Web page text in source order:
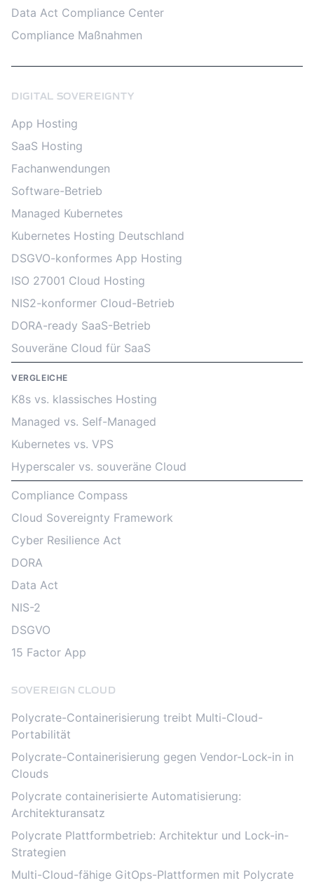
Data Act Compliance Center
Compliance Maßnahmen
DIGITAL SOVEREIGNTY
App Hosting
SaaS Hosting
Fachanwendungen
Software-Betrieb
Managed Kubernetes
Kubernetes Hosting Deutschland
DSGVO-konformes App Hosting
ISO 27001 Cloud Hosting
NIS2-konformer Cloud-Betrieb
DORA-ready SaaS-Betrieb
Souveräne Cloud für SaaS
VERGLEICHE
K8s vs. klassisches Hosting
Managed vs. Self-Managed
Kubernetes vs. VPS
Hyperscaler vs. souveräne Cloud
Compliance Compass
Cloud Sovereignty Framework
Cyber Resilience Act
DORA
Data Act
NIS-2
DSGVO
15 Factor App
SOVEREIGN CLOUD
Polycrate-Containerisierung treibt Multi-Cloud-
Portabilität
Polycrate-Containerisierung gegen Vendor-Lock-in in
Clouds
Polycrate containerisierte Automatisierung:
Architekturansatz
Polycrate Plattformbetrieb: Architektur und Lock-in-
Strategien
Multi-Cloud-fähige GitOps-Plattformen mit Polycrate